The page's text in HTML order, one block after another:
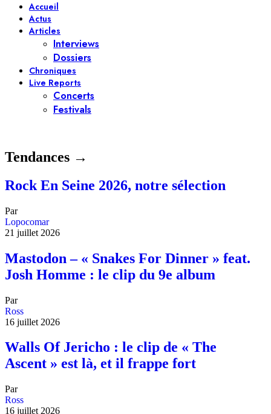
Accueil
Actus
Articles
Interviews
Dossiers
Chroniques
Live Reports
Concerts
Festivals
Tendances →
Rock En Seine 2026, notre sélection
Par
Lopocomar
21 juillet 2026
Mastodon – « Snakes For Dinner » feat.
Josh Homme : le clip du 9e album
Par
Ross
16 juillet 2026
Walls Of Jericho : le clip de « The
Ascent » est là, et il frappe fort
Par
Ross
16 juillet 2026